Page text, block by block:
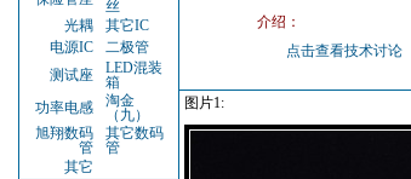
丝
光耦
其它IC
电源IC
二极管
测试座
LED混装
箱
功率电感
淘金
（九）
旭翔数码
管
其它数码
管
其它
介绍：
点击查看技术讨论
图片1: